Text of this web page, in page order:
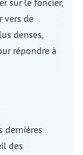
sur le foncier,
vers de
denses,
répondre à
dernières
des